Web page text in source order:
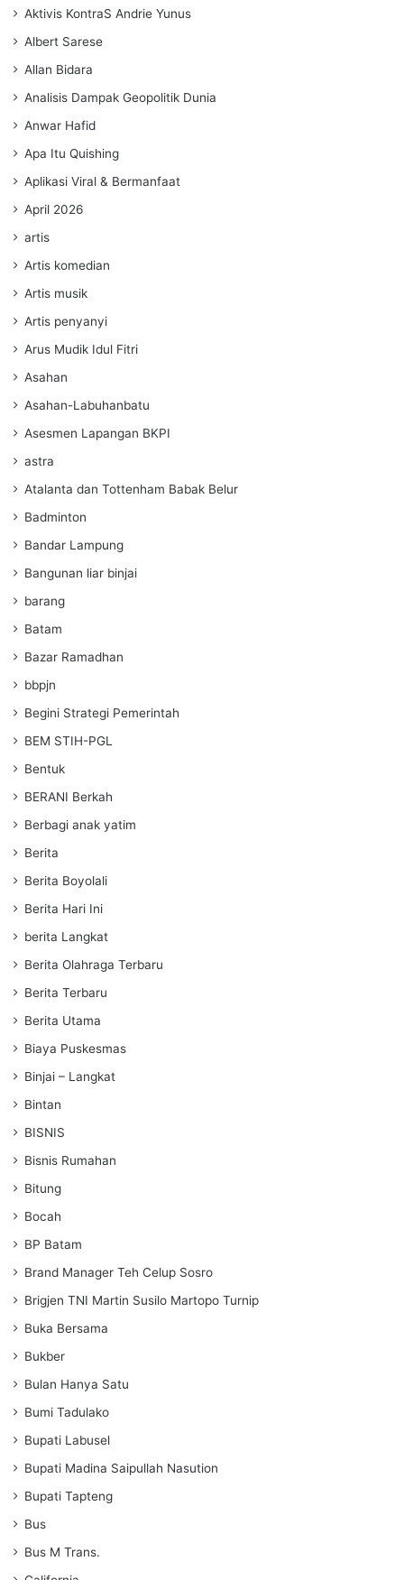
Aktivis KontraS Andrie Yunus
Albert Sarese
Allan Bidara
Analisis Dampak Geopolitik Dunia
Anwar Hafid
Apa Itu Quishing
Aplikasi Viral & Bermanfaat
April 2026
artis
Artis komedian
Artis musik
Artis penyanyi
Arus Mudik Idul Fitri
Asahan
Asahan-Labuhanbatu
Asesmen Lapangan BKPI
astra
Atalanta dan Tottenham Babak Belur
Badminton
Bandar Lampung
Bangunan liar binjai
barang
Batam
Bazar Ramadhan
bbpjn
Begini Strategi Pemerintah
BEM STIH-PGL
Bentuk
BERANI Berkah
Berbagi anak yatim
Berita
Berita Boyolali
Berita Hari Ini
berita Langkat
Berita Olahraga Terbaru
Berita Terbaru
Berita Utama
Biaya Puskesmas
Binjai – Langkat
Bintan
BISNIS
Bisnis Rumahan
Bitung
Bocah
BP Batam
Brand Manager Teh Celup Sosro
Brigjen TNI Martin Susilo Martopo Turnip
Buka Bersama
Bukber
Bulan Hanya Satu
Bumi Tadulako
Bupati Labusel
Bupati Madina Saipullah Nasution
Bupati Tapteng
Bus
Bus M Trans.